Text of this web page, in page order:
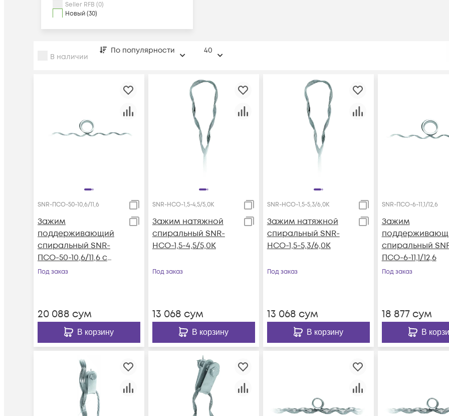
Seller RFB (0)
Новый (30)
В наличии
По популярности 40
SNR-ПСО-50-10,6/11,6
Зажим
поддерживающий
спиральный SNR-
ПСО-50-10,6/11,6 с
коушем
Под заказ
20 088 сум
В корзину
SNR-НСО-1,5-4,5/5,0К
Зажим натяжной
спиральный SNR-
НСО-1,5-4,5/5,0К
Под заказ
13 068 сум
В корзину
SNR-НСО-1,5-5,3/6,0К
Зажим натяжной
спиральный SNR-
НСО-1,5-5,3/6,0К
Под заказ
13 068 сум
В корзину
SNR-ПСО-6-11,1/12,6
Зажим
спиральный
ПСО-6-11,1/12,6
Под заказ
18 877сум
В